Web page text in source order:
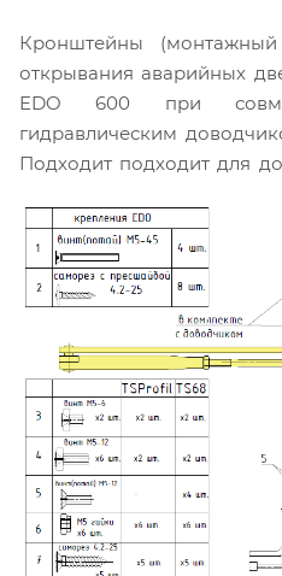
Кронштейны
открывания аварийных
EDO 600 при
гидравлическим
Подходит подходит для